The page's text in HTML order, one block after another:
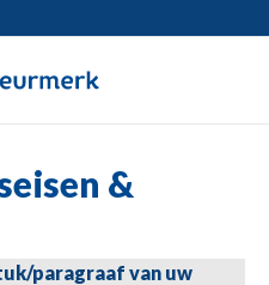
&
paragraaf van uw